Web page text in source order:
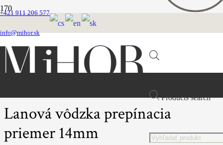
+421 911 206 577
info@mihor.sk
Products search
Domovská stránka
VÔDZKY
Lanová vôdzka prepínacia
priemer 14mm